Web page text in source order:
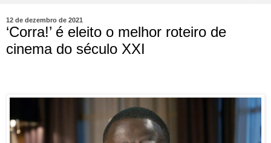
12 de dezembro de 2021
‘Corra!’ é eleito o melhor roteiro de
cinema do século XXI